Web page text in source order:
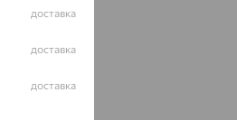
доставка
доставка
доставка